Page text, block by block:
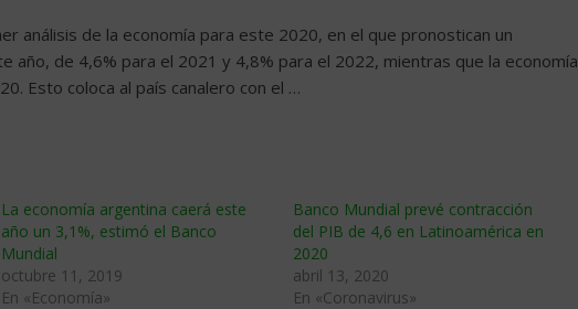
análisis de la economía para este 2020, en el que pronostican un
año, de 4,6% para el 2021 y 4,8% para el 2022, mientras que la economía
Esto coloca al país canalero con el …
La economía argentina caerá este
año un 3,1%, estimó el Banco
Mundial
octubre 11, 2019
En «Economía»
Banco Mundial prevé contracción
del PIB de 4,6 en Latinoamérica en
2020
abril 13, 2020
En «Coronavirus»